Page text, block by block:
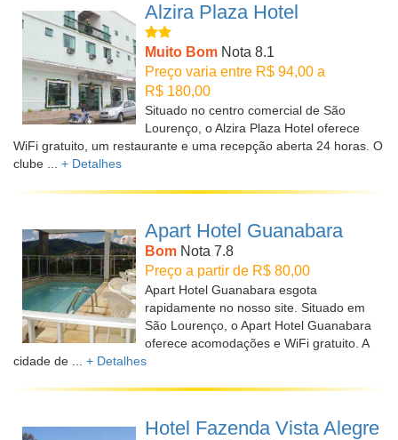
Alzira Plaza Hotel
Muito Bom Nota 8.1
Preço varia entre R$ 94,00 a
R$ 180,00
Situado no centro comercial de São
Lourenço, o Alzira Plaza Hotel oferece
WiFi gratuito, um restaurante e uma recepção aberta 24 horas. O
clube ... + Detalhes
Apart Hotel Guanabara
Bom Nota 7.8
Preço a partir de R$ 80,00
Apart Hotel Guanabara esgota
rapidamente no nosso site. Situado em
São Lourenço, o Apart Hotel Guanabara
oferece acomodações e WiFi gratuito. A
cidade de ... + Detalhes
Hotel Fazenda Vista Alegre